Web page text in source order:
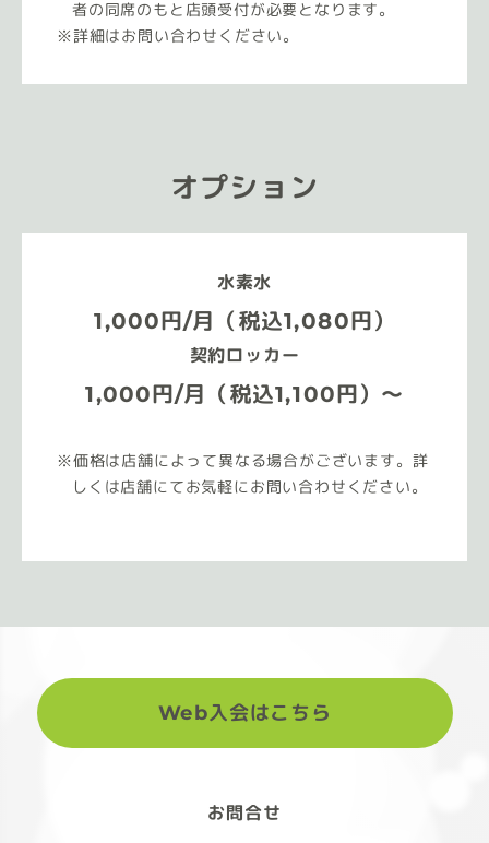
者の同席のもと店頭受付が必要となります。
詳細はお問い合わせください。
オプション
水素水
1,000円/月（税込1,080円）
契約ロッカー
1,000円/月（税込1,100円）～
価格は店舗によって異なる場合がございます。詳
しくは店舗にてお気軽にお問い合わせください。
Web入会はこちら
お問合せ